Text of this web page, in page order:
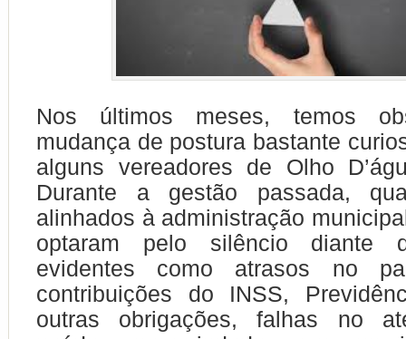
Nos últimos meses, temos
mudança de postura bastante
alguns vereadores de Olho
Durante a gestão passada,
alinhados à administração
optaram pelo silêncio diante
evidentes como atrasos no
contribuições do INSS,
outras obrigações, falhas no